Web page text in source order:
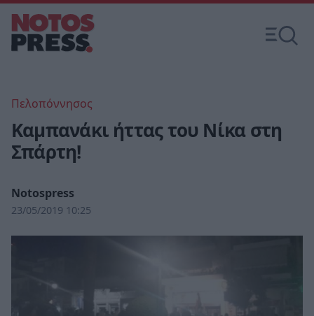
Πελοπόννησος
Καμπανάκι ήττας του Νίκα στη
Σπάρτη!
Notospress
23/05/2019 10:25